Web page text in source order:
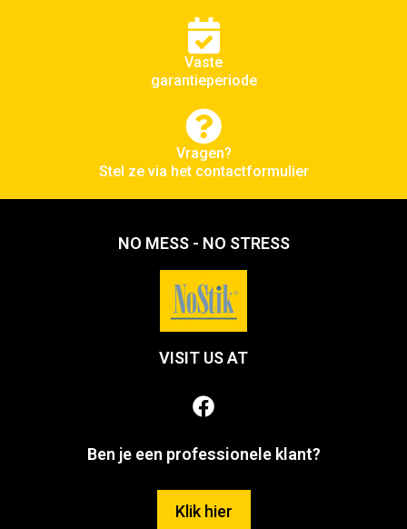
Vaste
garantieperiode
Vragen?
Stel ze via het contactformulier
NO MESS - NO STRESS
VISIT US AT
Ben je een professionele klant?
Klik hier